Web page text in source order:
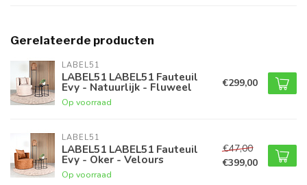
Gerelateerde producten
LABEL51
LABEL51 LABEL51 Fauteuil
Evy - Natuurlijk - Fluweel
Op voorraad
€299,00
LABEL51
LABEL51 LABEL51 Fauteuil
Evy - Oker - Velours
Op voorraad
€47,00
€399,00